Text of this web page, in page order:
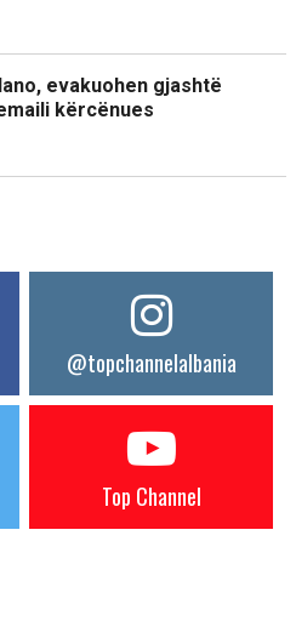
evakuohen gjashtë
kërcënues
@topchannelalbania
Top Channel